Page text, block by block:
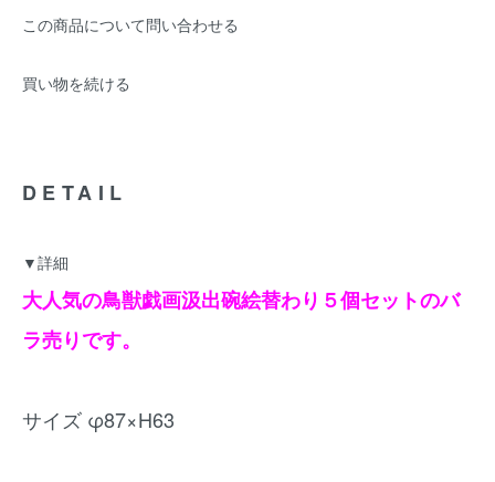
この商品について問い合わせる
買い物を続ける
DETAIL
▼詳細
大人気の鳥獣戯画汲出碗絵替わり５個セットのバ
ラ売りです。
サイズ φ87×H63